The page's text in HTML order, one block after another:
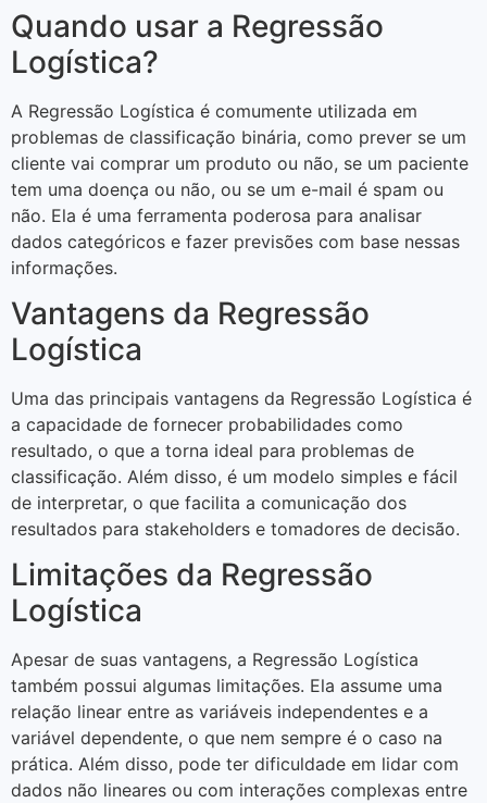
Quando usar a Regressão
Logística?
A Regressão Logística é comumente utilizada em
problemas de classificação binária, como prever se um
cliente vai comprar um produto ou não, se um paciente
tem uma doença ou não, ou se um e-mail é spam ou
não. Ela é uma ferramenta poderosa para analisar
dados categóricos e fazer previsões com base nessas
informações.
Vantagens da Regressão
Logística
Uma das principais vantagens da Regressão Logística é
a capacidade de fornecer probabilidades como
resultado, o que a torna ideal para problemas de
classificação. Além disso, é um modelo simples e fácil
de interpretar, o que facilita a comunicação dos
resultados para stakeholders e tomadores de decisão.
Limitações da Regressão
Logística
Apesar de suas vantagens, a Regressão Logística
também possui algumas limitações. Ela assume uma
relação linear entre as variáveis independentes e a
variável dependente, o que nem sempre é o caso na
prática. Além disso, pode ter dificuldade em lidar com
dados não lineares ou com interações complexas entre